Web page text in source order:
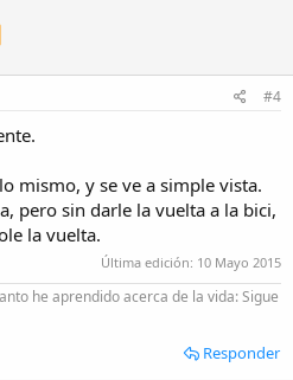
o
t
e o #4
mismo, y se ve a simple vista.
pero sin darle la vuelta a la bici,
la vuelta.
Última edición: 10 Mayo 2015
he aprendido acerca de la vida: Sigue
Responder